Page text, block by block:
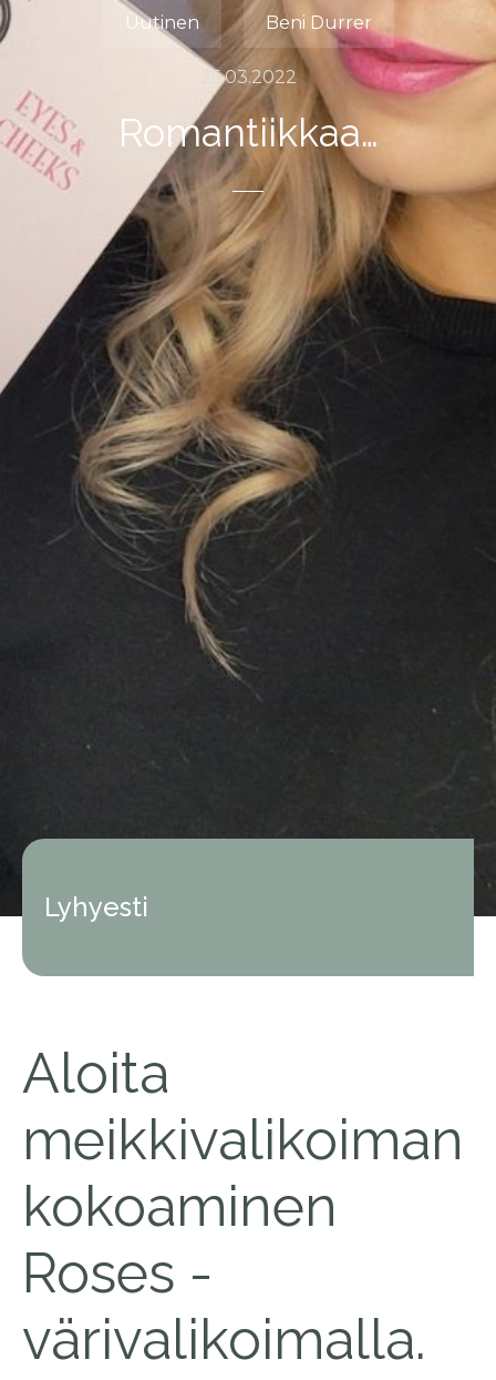
Uutinen Beni Durrer
25.03.2022
Romantiikkaa…
Lyhyesti
Aloita
meikkivalikoiman
kokoaminen
Roses -
värivalikoimalla.